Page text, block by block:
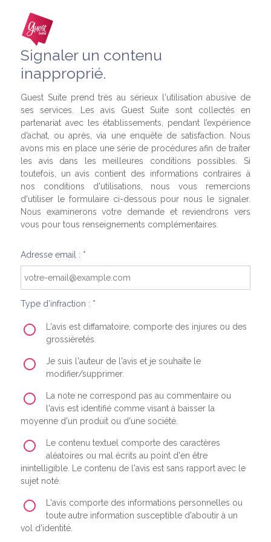
Signaler un contenu
inapproprié.
Guest Suite prend très au sérieux l'utilisation abusive de
ses services. Les avis Guest Suite sont collectés en
partenariat avec les établissements, pendant l’expérience
d’achat, ou après, via une enquête de satisfaction. Nous
avons mis en place une série de procédures afin de traiter
les avis dans les meilleures conditions possibles. Si
toutefois, un avis contient des informations contraires à
nos conditions d'utilisations, nous vous remercions
d'utiliser le formulaire ci-dessous pour nous le signaler.
Nous examinerons votre demande et reviendrons vers
vous pour tous renseignements complémentaires.
Adresse email : *
Type d'infraction : *
L'avis est diffamatoire, comporte des injures ou des
grossièretés.
Je suis l'auteur de l'avis et je souhaite le
modifier/supprimer.
La note ne correspond pas au commentaire ou
l'avis est identifié comme visant à baisser la
moyenne d'un produit ou d'une société.
Le contenu textuel comporte des caractères
aléatoires ou mal écrits au point d'en être
inintelligible. Le contenu de l'avis est sans rapport avec le
sujet noté.
L'avis comporte des informations personnelles ou
toute autre information susceptible d'aboutir à un
vol d'identité.